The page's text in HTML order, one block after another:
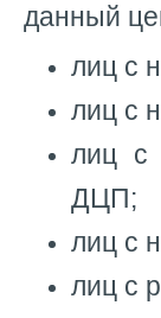
данный
лиц с
лиц с
лиц с
ДЦП;
лиц с
лиц с